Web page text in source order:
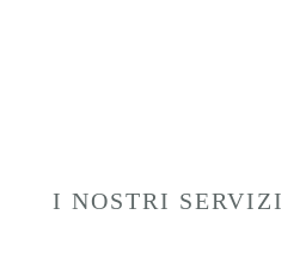
I NOSTRI SERVIZI